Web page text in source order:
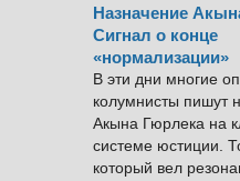
Назначение
Сигнал о конце
«нормализации»
В эти дни многие
колумнисты пишут
Акына Гюрлека на
системе юстиции.
который вел